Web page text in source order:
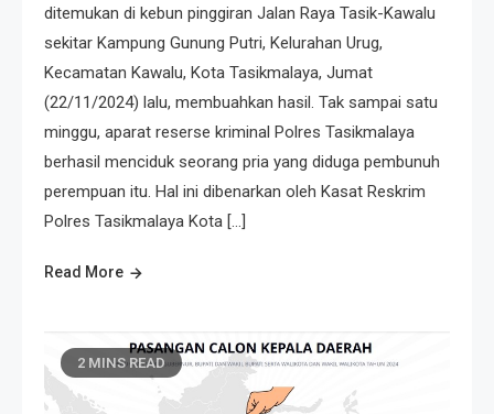
ditemukan di kebun pinggiran Jalan Raya Tasik-Kawalu
sekitar Kampung Gunung Putri, Kelurahan Urug,
Kecamatan Kawalu, Kota Tasikmalaya, Jumat
(22/11/2024) lalu, membuahkan hasil. Tak sampai satu
minggu, aparat reserse kriminal Polres Tasikmalaya
berhasil menciduk seorang pria yang diduga pembunuh
perempuan itu. Hal ini dibenarkan oleh Kasat Reskrim
Polres Tasikmalaya Kota […]
Read More
2 MINS READ